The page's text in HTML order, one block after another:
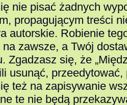
nie pisać żadnych
propagującym treści
autorskie. Robienie
zawsze, a Twój
Zgadzasz się, że
usunąć,
też na zapisywanie
te nie będą